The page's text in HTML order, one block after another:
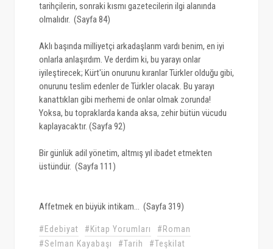
tarihçilerin, sonraki kısmı gazetecilerin ilgi alanında
olmalıdır. (Sayfa 84)
Aklı başında milliyetçi arkadaşlarım vardı benim, en iyi
onlarla anlaşırdım. Ve derdim ki, bu yarayı onlar
iyileştirecek; Kürt'ün onurunu kıranlar Türkler olduğu gibi,
onurunu teslim edenler de Türkler olacak. Bu yarayı
kanattıkları gibi merhemi de onlar olmak zorunda!
Yoksa, bu topraklarda kanda aksa, zehir bütün vücudu
kaplayacaktır. (Sayfa 92)
Bir günlük adil yönetim, altmış yıl ibadet etmekten
üstündür. (Sayfa 111)
Affetmek en büyük intikam... (Sayfa 319)
#Edebiyat #Kitap Yorumları
#Roman
#Selman Kayabaşı
#Tarih
#Teşkilat